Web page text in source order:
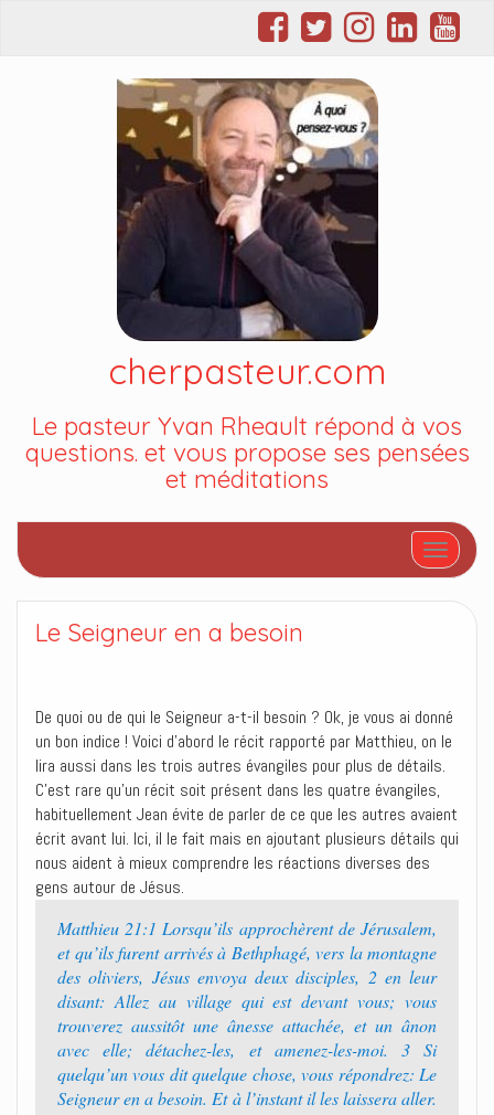
cherpasteur.com
Le pasteur Yvan Rheault répond à vos
questions. et vous propose ses pensées
et méditations
Afficher/
Le Seigneur en a besoin
De quoi ou de qui le Seigneur a-t-il besoin ? Ok, je vous ai donné
un bon indice ! Voici d’abord le récit rapporté par Matthieu, on le
lira aussi dans les trois autres évangiles pour plus de détails.
C’est rare qu’un récit soit présent dans les quatre évangiles,
habituellement Jean évite de parler de ce que les autres avaient
écrit avant lui. Ici, il le fait mais en ajoutant plusieurs détails qui
nous aident à mieux comprendre les réactions diverses des
gens autour de Jésus.
Matthieu 21:1 Lorsqu’ils approchèrent de Jérusalem,
et qu’ils furent arrivés à Bethphagé, vers la montagne
des oliviers, Jésus envoya deux disciples, 2 en leur
disant: Allez au village qui est devant vous; vous
trouverez aussitôt une ânesse attachée, et un ânon
avec elle; détachez-les, et amenez-les-moi. 3 Si
quelqu’un vous dit quelque chose, vous répondrez: Le
Seigneur en a besoin. Et à l’instant il les laissera aller.